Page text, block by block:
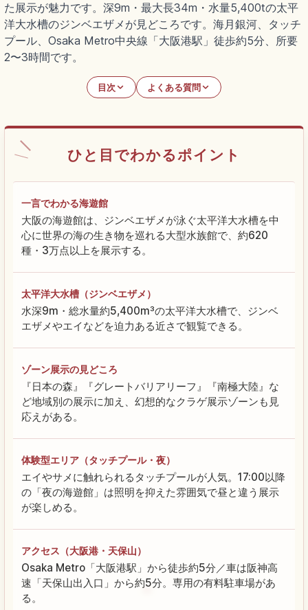
た展示が魅力です。深9m・最大長34m・水量5,400tの太平
洋大水槽のジンベエザメが見どころです。海月銀河、タッチ
プール、Osaka Metro中央線「大阪港駅」徒歩約5分、所要
2〜3時間です。
目次 よくある質問
ひと目でわかるポイント
一言でわかる海遊館
大阪の海遊館は、ジンベエザメが泳ぐ太平洋大水槽を中
心に世界の海の生き物を巡れる大型水族館で、約620
種・3万点以上を展示する。
太平洋大水槽（ジンベエザメ）
水深9m・総水量約5,400m³の太平洋大水槽で、ジンベ
エザメやエイなどを迫力ある近さで観覧できる。
ゾーン展示の見どころ
『日本の森』『グレートバリアリーフ』『南極大陸』な
ど地域別の展示に加え、幻想的なクラゲ展示ゾーンも見
応えがある。
体験型エリア（タッチプール・夜）
エイやサメに触れられるタッチプールが人気。17:00以降
の「夜の海遊館」は照明を抑えた雰囲気で昼と違う展示
が楽しめる。
アクセス（大阪港・天保山）
Osaka Metro「大阪港駅」から徒歩約5分／車は阪神高
速「天保山出入口」から約5分。専用の有料駐車場があ
る。